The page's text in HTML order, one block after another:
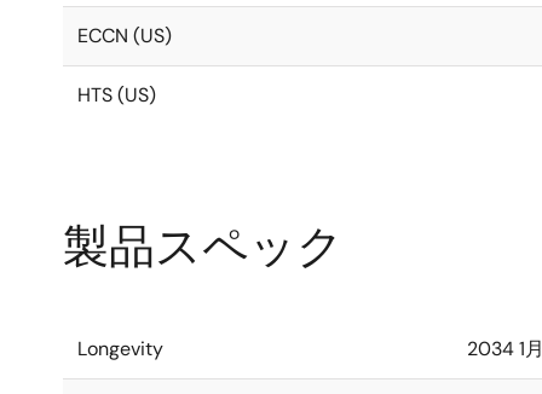
ECCN (US)
HTS (US)
製品スペック
Longevity 2034 1